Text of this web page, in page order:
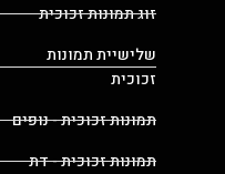
זוג תמונות זכוכית
שלישיית תמונות
זכוכית
תמונות זכוכית - נופים
תמונות זכוכית - דת